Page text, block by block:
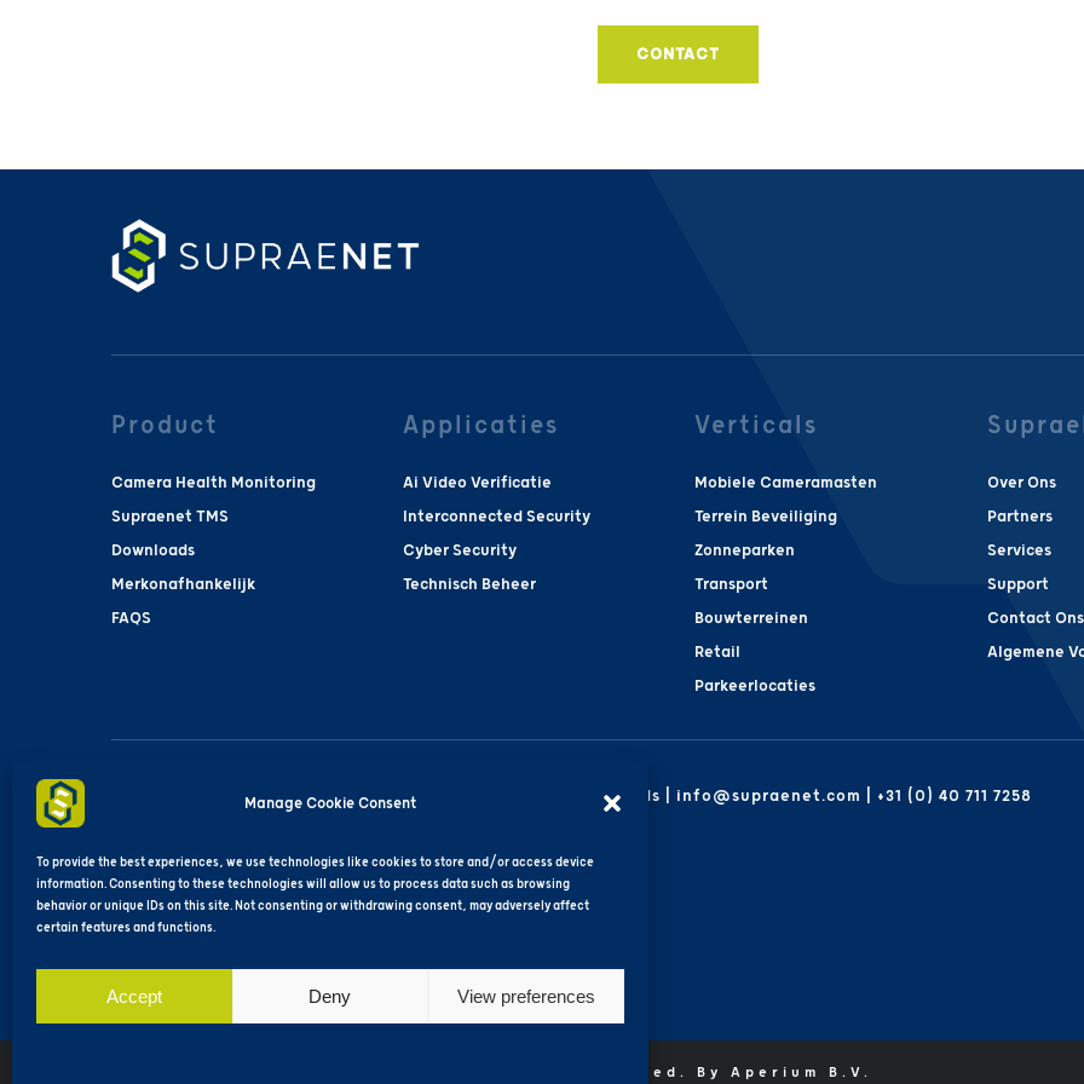
Manage Cookie Consent
To provide the best experiences, we use technologies like cookies to store and/or access device
information. Consenting to these technologies will allow us to process data such as browsing
behavior or unique IDs on this site. Not consenting or withdrawing consent, may adversely affect
certain features and functions.
Accept Deny View preferences
CONTACT
Product
Camera Health Monitoring
Supraenet TMS
Downloads
Merkonafhankelijk
FAQS
Applicaties
Ai Video Verificatie
Interconnected Security
Cyber Security
Technisch Beheer
Verticals
Mobiele Cameramasten
Terrein Beveiliging
Zonneparken
Transport
Bouwterreinen
Retail
Parkeerlocaties
Over Ons
Partners
Services
Support
Contact Ons
Algemene
SupraeNet | Industrieweg 30H | 4283GZ | Giessen | Netherlands | info@supraenet.com | +31 (0) 40 711 7258
Copyright © 2025 SupraeNet®. All rights reserved. By Aperium B.V.